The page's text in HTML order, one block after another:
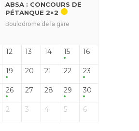
ABSA : CONCOURS DE
PÉTANQUE 2×2
Boulodrome de la gare
12 13 14 15 16
19 20 21 22 23
26 27 28 29 30
2 3 4 5 6